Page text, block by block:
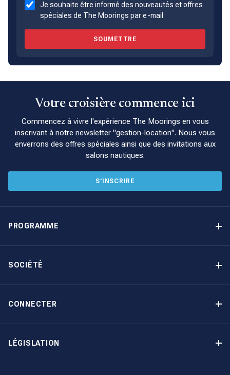
Je souhaite être informé des nouveautés et offres
spéciales de The Moorings par e-mail
SOUMETTRE
Votre croisière commence ici
Commencez à vivre l'expérience The Moorings en vous
inscrivant à notre newsletter "gestion-location". Nous vous
enverrons des offres spéciales ainsi que des invitations aux
salons nautiques.
S’INSCRIRE
PROGRAMME
Avantages
SOCIÉTÉ
CONNECTER
Inscription à la newsletter
LÉGISLATION